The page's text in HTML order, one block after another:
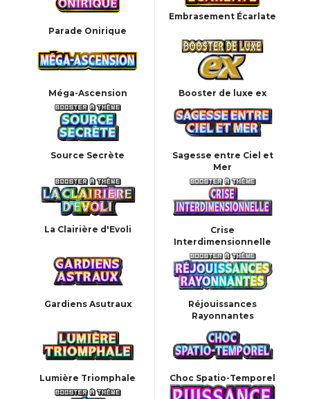
Parade Onirique
Embrasement Écarlate
Méga-Ascension Booster de luxe ex
Source Secrète
Sagesse entre Ciel et
Mer
La Clairière d'Evoli
Crise
Interdimensionnelle
Gardiens Asutraux
Réjouissances
Rayonnantes
Lumière Triomphale Choc Spatio-Temporel